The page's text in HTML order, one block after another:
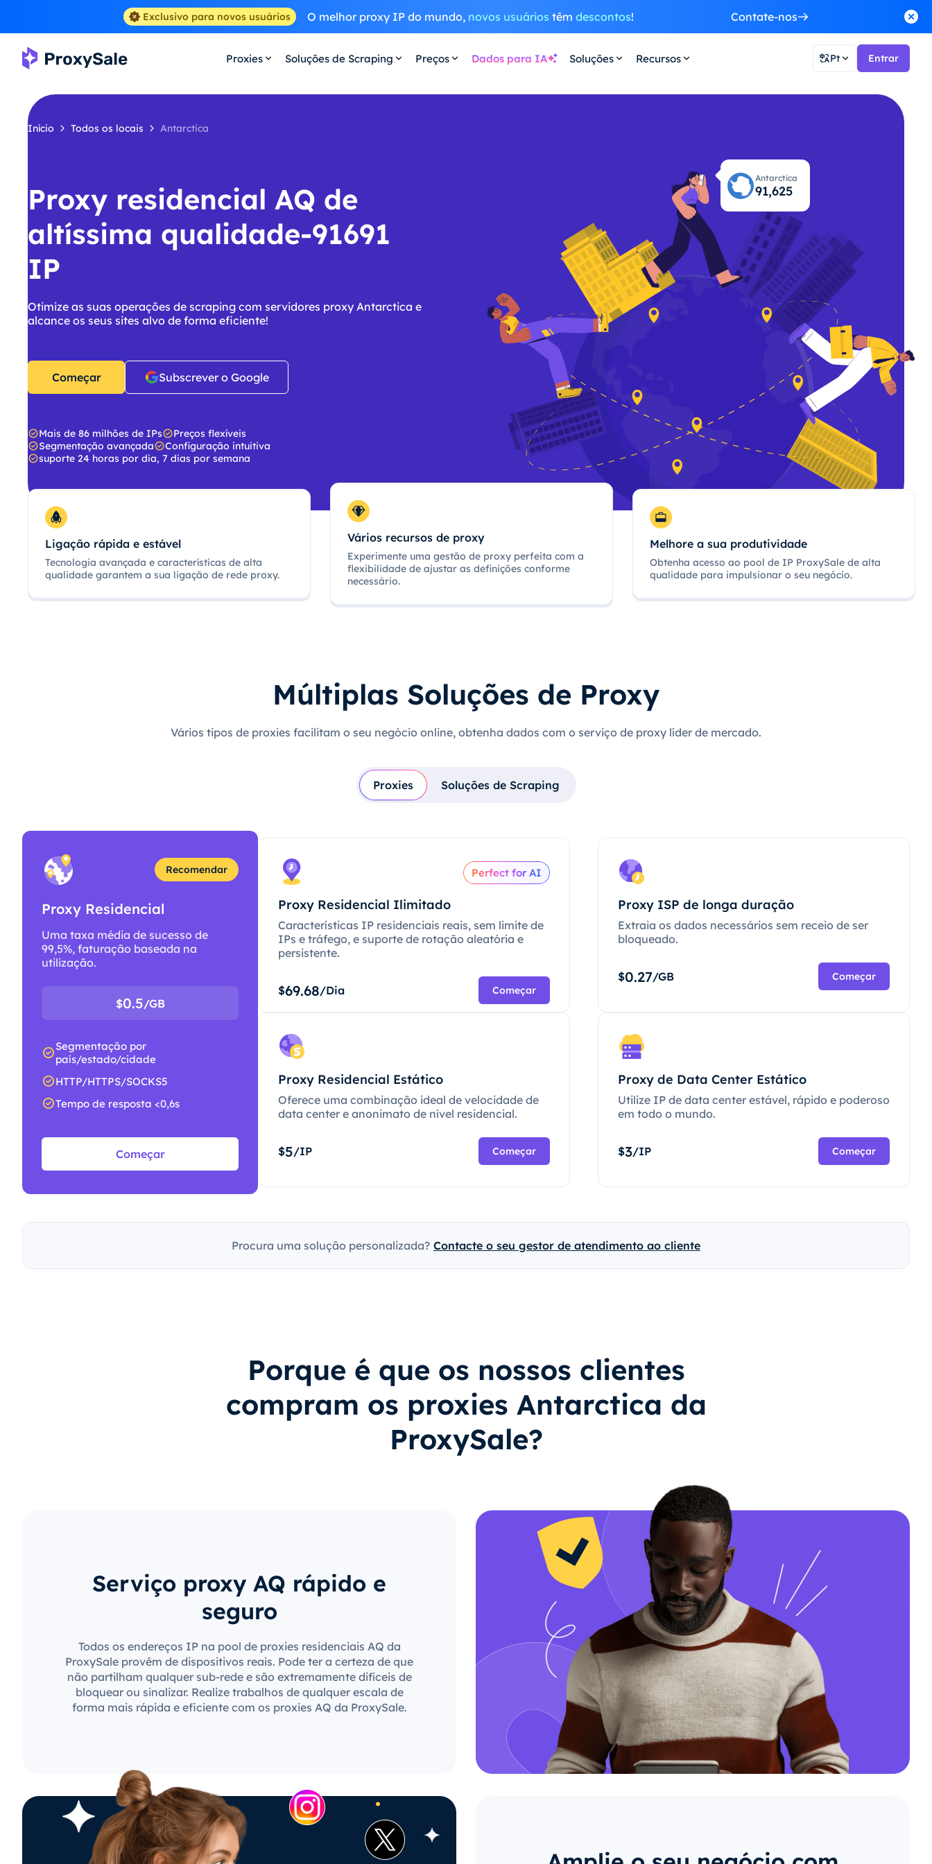
Exclusivo para novos usuários O melhor proxy IP do mundo, novos usuários têm descontos! Contate-nos
Proxies Soluções de Scraping Preços Dados para IA Soluções Recursos Pt Entrar
Início Todos os locais Antarctica
Proxy residencial AQ de
altíssima qualidade-91691
IP
Otimize as suas operações de scraping com servidores proxy Antarctica e
alcance os seus sites alvo de forma eficiente!
Começar Subscrever o Google
Mais de 86 milhões de IPs
Preços flexíveis
Segmentação avançada
Configuração intuitiva
suporte 24 horas por dia, 7 dias por semana
Antarctica
91,691
Ligação rápida e estável
Tecnologia avançada e características de alta
qualidade garantem a sua ligação de rede proxy.
Vários recursos de proxy
Experimente uma gestão de proxy perfeita com a
flexibilidade de ajustar as definições conforme
necessário.
Melhore a sua produtividade
Obtenha acesso ao pool de IP ProxySale de alta
qualidade para impulsionar o seu negócio.
Múltiplas Soluções de Proxy
Vários tipos de proxies facilitam o seu negócio online, obtenha dados com o serviço de proxy líder de mercado.
Proxies Soluções de Scraping
Recomendar
Proxy Residencial
Uma taxa média de sucesso de
99,5%, faturação baseada na
utilização.
$0.5/GB
Segmentação por
país/estado/cidade
HTTP/HTTPS/SOCKS5
Tempo de resposta <0,6s
Começar
Perfect for AI
Proxy Residencial Ilimitado
Características IP residenciais reais, sem limite de
IPs e tráfego, e suporte de rotação aleatória e
persistente.
$69.68/Dia Começar
Proxy ISP de longa duração
Extraia os dados necessários sem receio de ser
bloqueado.
$0.27/GB Começar
Proxy Residencial Estático
Oferece uma combinação ideal de velocidade de
data center e anonimato de nível residencial.
$5/IP Começar
Proxy de Data Center Estático
Utilize IP de data center estável, rápido e poderoso
em todo o mundo.
$3/IP Começar
Procura uma solução personalizada? Contacte o seu gestor de atendimento ao cliente
Porque é que os nossos clientes
compram os proxies Antarctica da
ProxySale?
Serviço proxy AQ rápido e
seguro
Todos os endereços IP na pool de proxies residenciais AQ da
ProxySale provêm de dispositivos reais. Pode ter a certeza de que
não partilham qualquer sub-rede e são extremamente difíceis de
bloquear ou sinalizar. Realize trabalhos de qualquer escala de
forma mais rápida e eficiente com os proxies AQ da ProxySale.